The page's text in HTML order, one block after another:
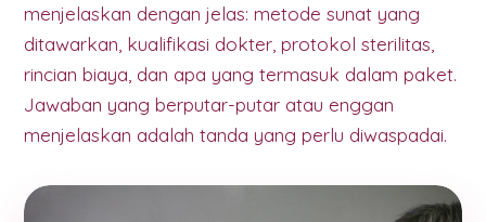
menjelaskan dengan jelas: metode sunat yang
ditawarkan, kualifikasi dokter, protokol sterilitas,
rincian biaya, dan apa yang termasuk dalam paket.
Jawaban yang berputar-putar atau enggan
menjelaskan adalah tanda yang perlu diwaspadai.